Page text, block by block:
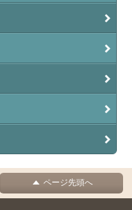
ページ先頭へ